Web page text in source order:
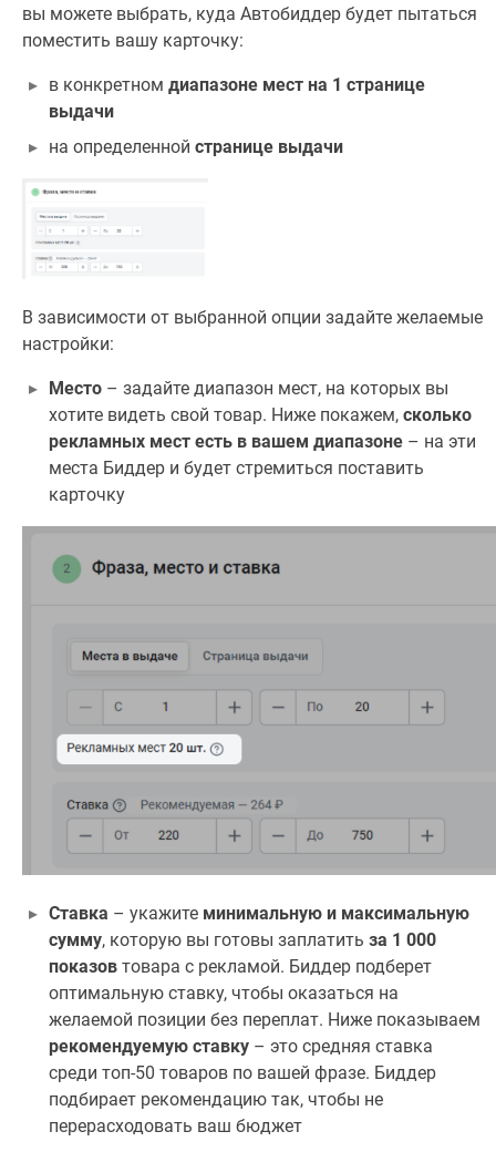
вы можете выбрать, куда Автобиддер будет пытаться
поместить вашу карточку:
в конкретном диапазоне мест на 1 странице
выдачи
на определенной странице выдачи
В зависимости от выбранной опции задайте желаемые
настройки:
Место – задайте диапазон мест, на которых вы
хотите видеть свой товар. Ниже покажем, сколько
рекламных мест есть в вашем диапазоне – на эти
места Биддер и будет стремиться поставить
карточку
Ставка – укажите минимальную и максимальную
сумму, которую вы готовы заплатить за 1 000
показов товара с рекламой. Биддер подберет
оптимальную ставку, чтобы оказаться на
желаемой позиции без переплат. Ниже показываем
рекомендуемую ставку – это средняя ставка
среди топ-50 товаров по вашей фразе. Биддер
подбирает рекомендацию так, чтобы не
перерасходовать ваш бюджет